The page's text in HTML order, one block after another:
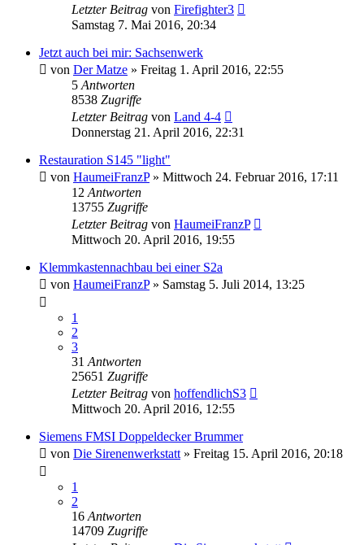
Letzter Beitrag von Firefighter3
Samstag 7. Mai 2016, 20:34
Jetzt auch bei mir: Sachsenwerk
von Der Matze » Freitag 1. April 2016, 22:55
5 Antworten
8538 Zugriffe
Letzter Beitrag von Land 4-4
Donnerstag 21. April 2016, 22:31
Restauration S145 "light"
von HaumeiFranzP» Mittwoch 24. Februar 2016, 17:11
12 Antworten
13755 Zugriffe
Letzter Beitrag von HaumeiFranzP
Mittwoch 20. April 2016, 19:55
Klemmkastennachbau bei einer S2a
von HaumeiFranzP» Samstag 5. Juli 2014, 13:25
1
2
3
31 Antworten
25651 Zugriffe
Letzter Beitrag von hoffendlichS3
Mittwoch 20. April 2016, 12:55
Siemens FMSI Doppeldecker Brummer
von Die Sirenenwerkstatt » Freitag 15. April 2016, 20:18
1
2
16 Antworten
14709 Zugriffe